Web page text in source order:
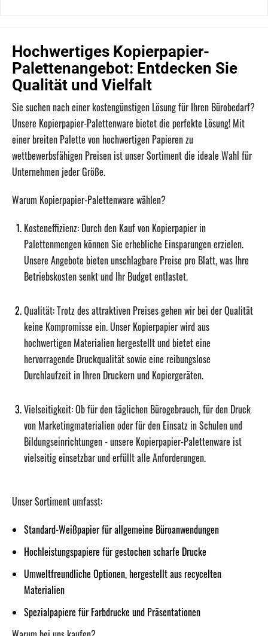
Hochwertiges Kopierpapier-
Palettenangebot: Entdecken Sie
Qualität und Vielfalt
Sie suchen nach einer kostengünstigen Lösung für Ihren Bürobedarf?
Unsere Kopierpapier-Palettenware bietet die perfekte Lösung! Mit
einer breiten Palette von hochwertigen Papieren zu
wettbewerbsfähigen Preisen ist unser Sortiment die ideale Wahl für
Unternehmen jeder Größe.
Warum Kopierpapier-Palettenware wählen?
Kosteneffizienz: Durch den Kauf von Kopierpapier in
Palettenmengen können Sie erhebliche Einsparungen erzielen.
Unsere Angebote bieten unschlagbare Preise pro Blatt, was Ihre
Betriebskosten senkt und Ihr Budget entlastet.
Qualität:Trotz des attraktiven Preises gehen wir bei der Qualität
keine Kompromisse ein. Unser Kopierpapier wird aus
hochwertigen Materialien hergestellt und bietet eine
hervorragende Druckqualität sowie eine reibungslose
Durchlaufzeit in Ihren Druckern und Kopiergeräten.
Vielseitigkeit:Ob für den täglichen Bürogebrauch, für den Druck
von Marketingmaterialien oder für den Einsatz in Schulen und
Bildungseinrichtungen - unsere Kopierpapier-Palettenware ist
vielseitig einsetzbar und erfüllt alle Anforderungen.
Unser Sortiment umfasst:
Standard-Weißpapier für allgemeine Büroanwendungen
Hochleistungspapiere für gestochen scharfe Drucke
Umweltfreundliche Optionen, hergestellt aus recycelten
Materialien
Spezialpapiere für Farbdrucke und Präsentationen